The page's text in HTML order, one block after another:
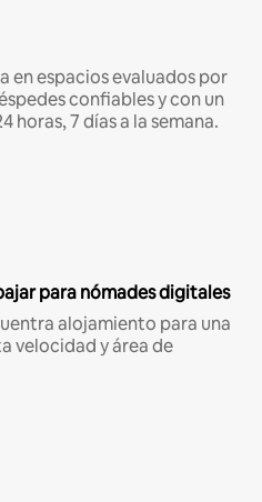
en espacios evaluados por
confiables y con un
horas, 7 días a la semana.
para nómades digitales
alojamiento para una
velocidad y área de